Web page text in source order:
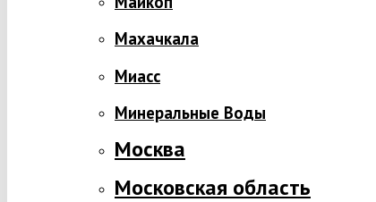
Махачкала
Миасс
Минеральные Воды
Москва
Московская область